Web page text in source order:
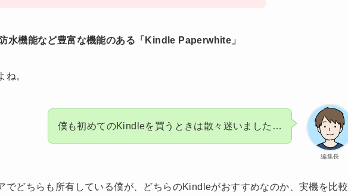
防水機能など豊富な機能のある「Kindle Paperwhite」
ね。
編集長
僕も初めてのKindleを買うときは散々迷いました…
でどちらも所有している僕が、どちらのKindleがおすすめなのか、実機を比較